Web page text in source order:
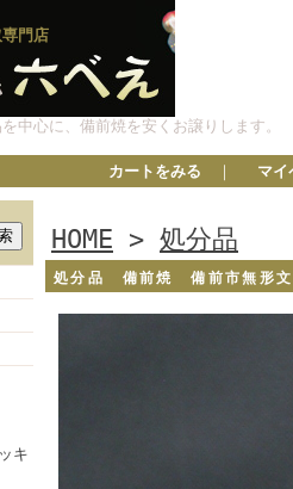
門店
中心に、備前焼を安くお譲りします。
カートをみる ｜ マイ
キ
HOME > 処分品
処分品 備前焼 備前市無形